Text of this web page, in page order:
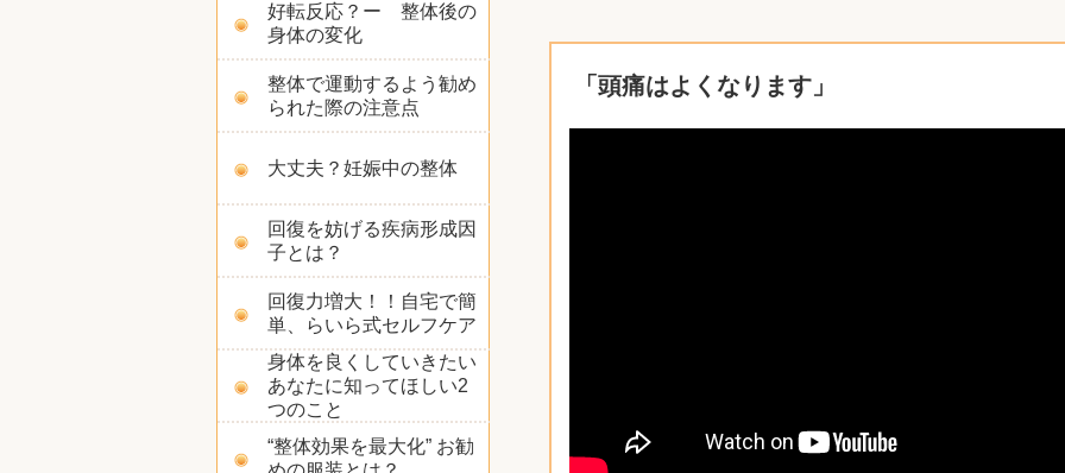
好転反応？ー 整体後の
身体の変化
整体で運動するよう勧め
られた際の注意点
大丈夫？妊娠中の整体
回復を妨げる疾病形成因
子とは？
回復力増大！！自宅で簡
単、らいら式セルフケア
身体を良くしていきたい
あなたに知ってほしい2
つのこと
“整体効果を最大化” お勧
「頭痛はよくなります」